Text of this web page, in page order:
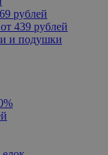
рублей
439 рублей
и подушки